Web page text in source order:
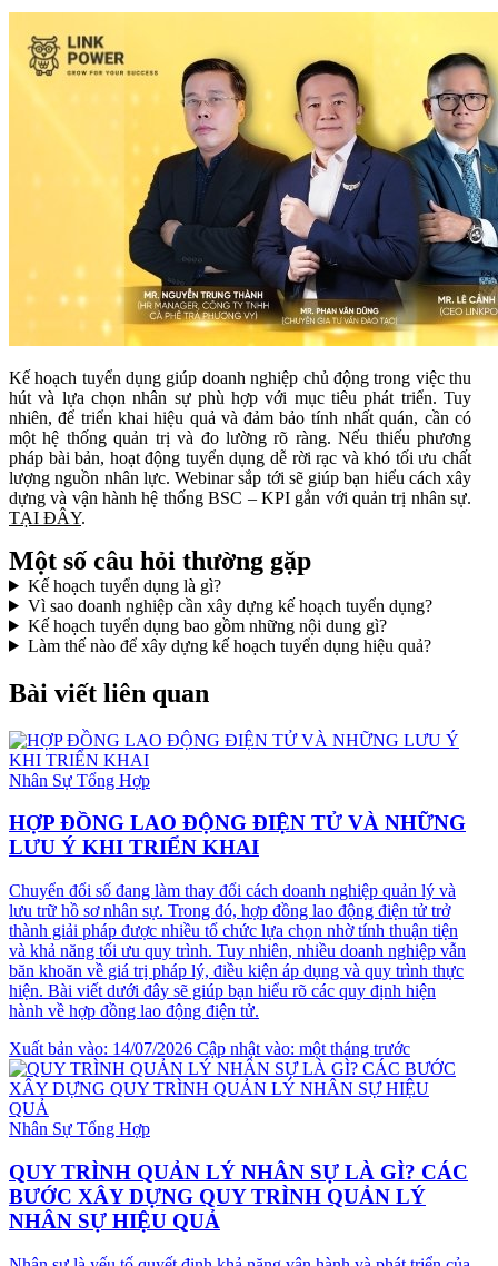
Kế hoạch tuyển dụng giúp doanh nghiệp chủ động trong việc thu
hút và lựa chọn nhân sự phù hợp với mục tiêu phát triển. Tuy
nhiên, để triển khai hiệu quả và đảm bảo tính nhất quán, cần có
một hệ thống quản trị và đo lường rõ ràng. Nếu thiếu phương
pháp bài bản, hoạt động tuyển dụng dễ rời rạc và khó tối ưu chất
lượng nguồn nhân lực. Webinar sắp tới sẽ giúp bạn hiểu cách xây
dựng và vận hành hệ thống BSC – KPI gắn với quản trị nhân sự.
TẠI ĐÂY.
Một số câu hỏi thường gặp
Kế hoạch tuyển dụng là gì?
Vì sao doanh nghiệp cần xây dựng kế hoạch tuyển dụng?
Kế hoạch tuyển dụng bao gồm những nội dung gì?
Làm thế nào để xây dựng kế hoạch tuyển dụng hiệu quả?
Bài viết liên quan
Nhân Sự Tổng Hợp
HỢP ĐỒNG LAO ĐỘNG ĐIỆN TỬ VÀ NHỮNG
LƯU Ý KHI TRIỂN KHAI
Chuyển đổi số đang làm thay đổi cách doanh nghiệp quản lý và
lưu trữ hồ sơ nhân sự. Trong đó, hợp đồng lao động điện tử trở
thành giải pháp được nhiều tổ chức lựa chọn nhờ tính thuận tiện
và khả năng tối ưu quy trình. Tuy nhiên, nhiều doanh nghiệp vẫn
băn khoăn về giá trị pháp lý, điều kiện áp dụng và quy trình thực
hiện. Bài viết dưới đây sẽ giúp bạn hiểu rõ các quy định hiện
hành về hợp đồng lao động điện tử.
Xuất bản vào: 14/07/2026 Cập nhật vào: một tháng trước
Nhân Sự Tổng Hợp
QUY TRÌNH QUẢN LÝ NHÂN SỰ LÀ GÌ? CÁC
BƯỚC XÂY DỰNG QUY TRÌNH QUẢN LÝ
NHÂN SỰ HIỆU QUẢ